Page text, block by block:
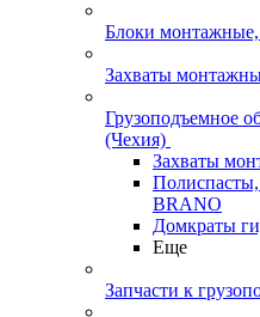
Блоки
Захваты
Грузоподъемное
(Чехия)
Захваты
BRANO
Домкраты
Еще
Запчасти к